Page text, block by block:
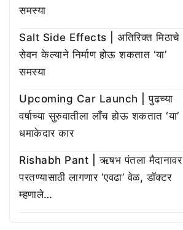
समस्या
Salt Side Effects | अतिरिक्त मिठाचे
सेवन केल्याने निर्माण होऊ शकतात ‘या’
समस्या
Upcoming Car Launch | पुढच्या
वर्षाच्या सुरुवातीला लाँच होऊ शकतात ‘या’
धमाकेदार कार
Rishabh Pant | ऋषभ पंतला मैदानावर
परतण्यासाठी लागणार ‘एवढा’ वेळ, डॉक्टर
म्हणाले…